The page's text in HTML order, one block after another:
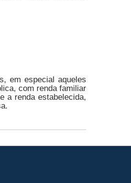
em especial aqueles
com renda familiar
a renda estabelecida,